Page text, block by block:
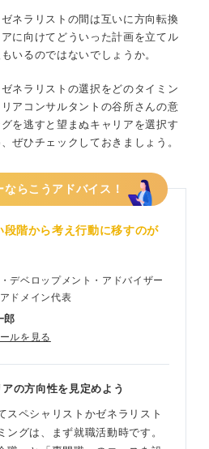
ネラリストの間は互いに方向転換
に向けてどういった計画を立てル
いるのではないでしょうか。
ネラリストの選択をどのタイミン
アコンサルタントの谷所さんの意
を逃すと望まぬキャリアを選択す
ぜひチェックしておきましょう。
らこうアドバイス！
段階から考え行動に移すのが
デベロップメント・アドバイザー
ドメイン代表
郎
ルを見る
の方向性を見定めよう
スペシャリストかゼネラリスト
ングは、まず就職活動時です。